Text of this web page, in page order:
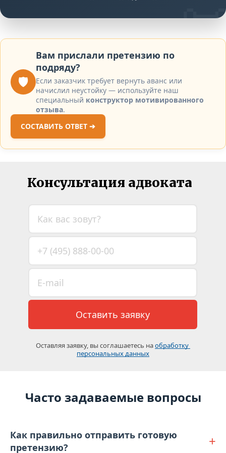
🛡️
Вам прислали претензию по
подряду?
Если заказчик требует вернуть аванс или
начислил неустойку — используйте наш
специальный конструктор мотивированного
отзыва.
СОСТАВИТЬ ОТВЕТ ➔
Консультация адвоката
Оставить заявку
Оставляя заявку, вы соглашаетесь на обработку
персональных данных
Часто задаваемые вопросы
Как правильно отправить готовую
претензию?